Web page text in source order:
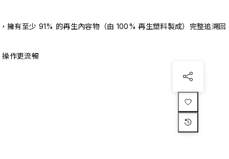
擁有至少 91% 的再生內容物（由 100% 再生塑料製成）完整追溯回
操作更流暢